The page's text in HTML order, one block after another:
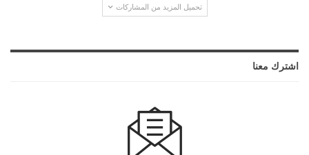
تحميل المزيد من المشاركات
اشترك معنا